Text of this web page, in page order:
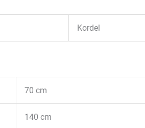
Kordel
70 cm
140 cm